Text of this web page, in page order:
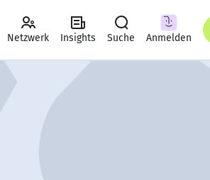
Netzwerk Insights Suche Anmelden